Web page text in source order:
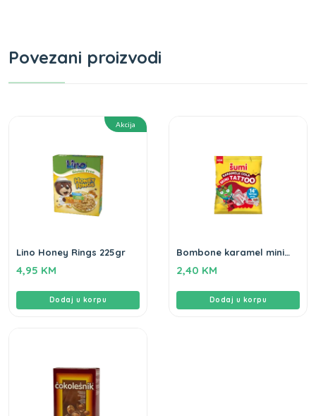
Povezani proizvodi
Akcija
Lino Honey Rings 225gr
4,95 KM
Dodaj u korpu
Bombone karamel mini
2,40 KM
Dodaj u korpu